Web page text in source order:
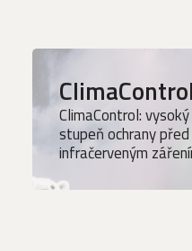
ClimaControl
ClimaControl: vysoký
stupeň ochrany před
infračerveným